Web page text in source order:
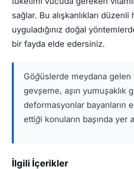
sağlar. Bu alışkanlıkları
uyguladığınız doğal
bir fayda elde edersiniz.
Göğüslerde meydana gelen
gevşeme, aşırı yumuşaklık
deformasyonlar bayanların
ettiği konuların başında yer
İlgili İçerikler